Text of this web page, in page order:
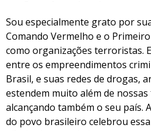
Sou especialmente grato por
Comando Vermelho e o
como organizações terroristas.
entre os empreendimentos
Brasil, e suas redes de drogas,
estendem muito além de
alcançando também o seu país.
do povo brasileiro celebrou